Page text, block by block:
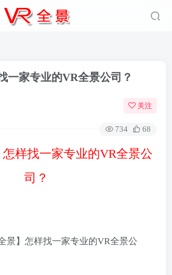
一家专业的VR全景公司？
关注
734 68
怎样找一家专业的VR全景公
司？